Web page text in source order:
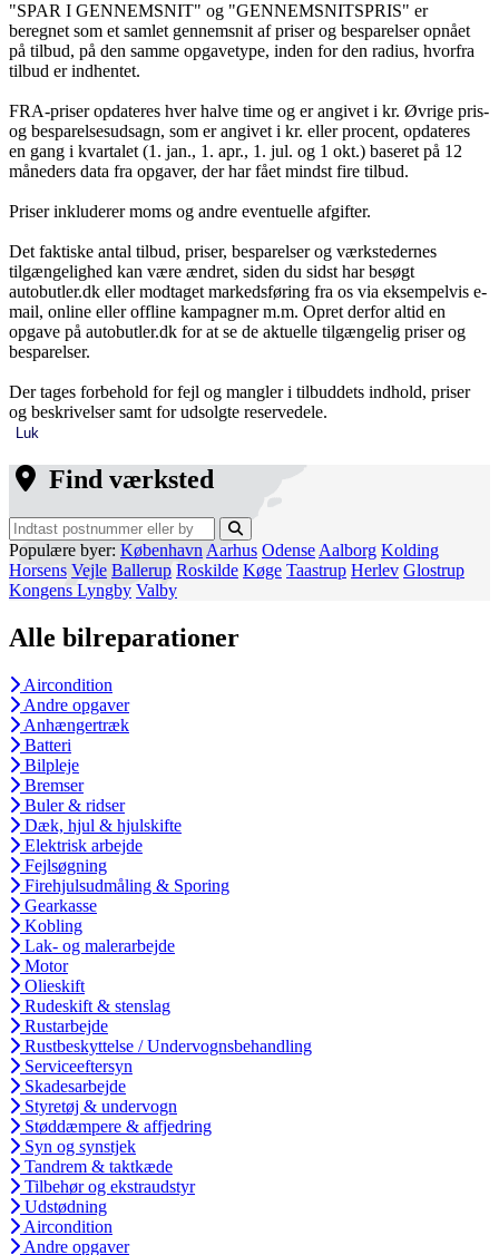
"SPAR I GENNEMSNIT" og "GENNEMSNITSPRIS" er
beregnet som et samlet gennemsnit af priser og besparelser opnået
på tilbud, på den samme opgavetype, inden for den radius, hvorfra
tilbud er indhentet.
FRA-priser opdateres hver halve time og er angivet i kr. Øvrige pris-
og besparelsesudsagn, som er angivet i kr. eller procent, opdateres
en gang i kvartalet (1. jan., 1. apr., 1. jul. og 1 okt.) baseret på 12
måneders data fra opgaver, der har fået mindst fire tilbud.
Priser inkluderer moms og andre eventuelle afgifter.
Det faktiske antal tilbud, priser, besparelser og værkstedernes
tilgængelighed kan være ændret, siden du sidst har besøgt
autobutler.dk eller modtaget markedsføring fra os via eksempelvis e-
mail, online eller offline kampagner m.m. Opret derfor altid en
opgave på autobutler.dk for at se de aktuelle tilgængelig priser og
besparelser.
Der tages forbehold for fejl og mangler i tilbuddets indhold, priser
og beskrivelser samt for udsolgte reservedele.
Luk
Find værksted
Populære byer: København Aarhus Odense Aalborg Kolding
Horsens Vejle Ballerup Roskilde Køge Taastrup Herlev Glostrup
Kongens Lyngby Valby
Alle bilreparationer
Aircondition
Andre opgaver
Anhængertræk
Batteri
Bilpleje
Bremser
Buler & ridser
Dæk, hjul & hjulskifte
Elektrisk arbejde
Fejlsøgning
Firehjulsudmåling & Sporing
Gearkasse
Kobling
Lak- og malerarbejde
Motor
Olieskift
Rudeskift & stenslag
Rustarbejde
Rustbeskyttelse / Undervognsbehandling
Serviceeftersyn
Skadesarbejde
Styretøj & undervogn
Støddæmpere & affjedring
Syn og synstjek
Tandrem & taktkæde
Tilbehør og ekstraudstyr
Udstødning
Aircondition
Andre opgaver